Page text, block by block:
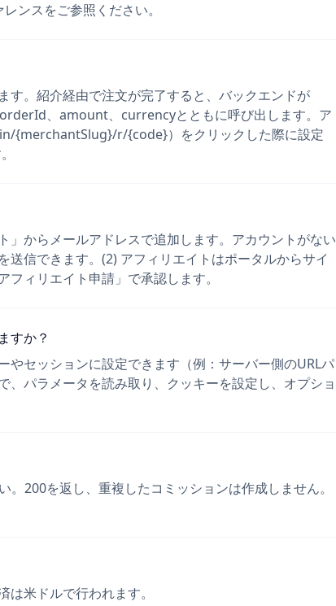
ンスをご参照ください。
す。紹介経由で注文が完了すると、バックエンドが
、amount、currencyとともに呼び出します。ア
{merchantSlug}/r/{code}）をクリックした際に設定
」からメールアドレスで追加します。アカウントがない
信できます。(2) アフィリエイトはポータルからサイ
ィリエイト申請」で承認します。
すか？
セッションに設定できます（例：サーバー側のURLパ
パラメータを読み取り、クッキーを設定し、オプショ
200を返し、重複したコミッションは作成しません。
米ドルで行われます。